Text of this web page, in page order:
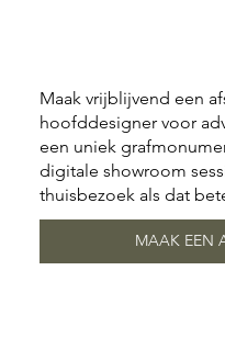
Maak vrijblijvend een
hoofddesigner voor
een uniek
digitale showroom
thuisbezoek als dat
MAAK EEN